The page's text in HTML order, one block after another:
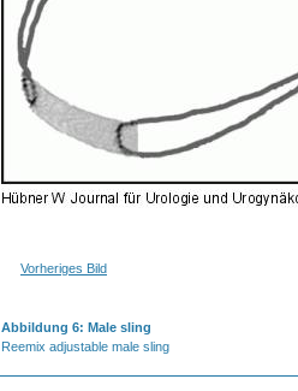
Vorheriges Bild
Abbildung 6: Male sling
Reemix adjustable male sling